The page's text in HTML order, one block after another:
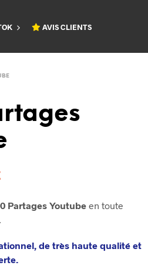
AVIS CLIENTS
Partages Youtube en toute
de très haute qualité et